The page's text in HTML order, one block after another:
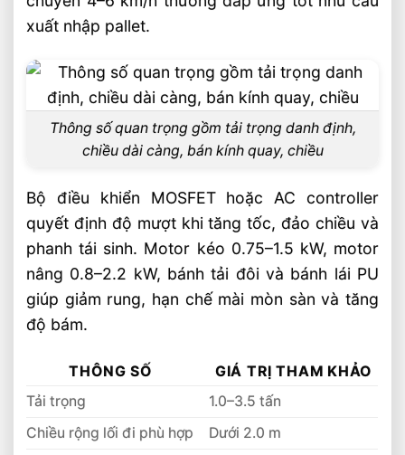
So Sánh Hiệu Suất Nâng Xe Nâng Lithium
Theo Từng Tải Trọng
Xe Nâng Lithium 2 Tấn Và 3 Tấn Khác
Nhau Thế Nào
So Sánh Xe Nâng Lithium 1.5 Tấn Và 2
Tấn Nên Chọn Loại Nào
Dụng Thực Tế Hiệu Quả
Xe Nâng Điện Lithium Tải Trọng Nào Phù
Hợp Cho Kho Nhỏ
Xe Nâng Điện Lithium Tải Trọng 1.5 Đến 5
Tấn Bền Bỉ
xuất nhập pallet.
Thông số quan trọng gồm tải trọng danh định,
chiều dài càng, bán kính quay, chiều
Bộ điều khiển MOSFET hoặc AC controller
quyết định độ mượt khi tăng tốc, đảo chiều và
phanh tái sinh. Motor kéo 0.75–1.5 kW, motor
nâng 0.8–2.2 kW, bánh tải đôi và bánh lái PU
giúp giảm rung, hạn chế mài mòn sàn và tăng
độ bám.
THÔNG SỐ
GIÁ TRỊ THAM KHẢO
Tải trọng
1.0–3.5 tấn
Chiều rộng lối đi phù hợp
Dưới 2.0 m